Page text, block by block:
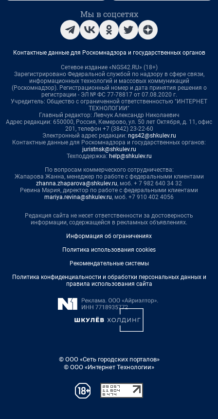
Мы в соцсетях
Контактные данные для Роскомнадзора и государственных органов
Сетевое издание «NGS42.RU» (18+)
Зарегистрировано Федеральной службой по надзору в сфере связи,
информационных технологий и массовых коммуникаций
(Роскомнадзор). Регистрационный номер и дата принятия решения о
регистрации - ЭЛ № ФС 77-78817 от 07.08.2020 г.
Учредитель: Общество с ограниченной ответственностью "ИНТЕРНЕТ
ТЕХНОЛОГИИ"
Главный редактор: Левчук Александр Николаевич
Адрес редакции: 650000, Россия, Кемерово, ул. 50 лет Октября, д. 11, офис
201, телефон +7 (3842) 23-22-60
Электронный адрес редакции: ngs42@shkulev.ru
Контактные данные для Роскомнадзора и государственных органов:
juristnsk@shkulev.ru
Техподдержка: help@shkulev.ru
По вопросам коммерческого сотрудничества:
Жапарова Жанна, менеджер по работе с федеральными клиентами
zhanna.zhaparova@shkulev.ru, моб. + 7 982 640 34 32
Ревина Мария, директор по работе с федеральными клиентами
mariya.revina@shkulev.ru, моб. +7 910 402 4056
Редакция сайта не несет ответственности за достоверность
информации, содержащейся в рекламных объявлениях.
Информация об ограничениях
Политика использования cookies
Рекомендательные системы
Политика конфиденциальности и обработки персональных данных и
правила использования сайта
© ООО «Сеть городских порталов»
© ООО «Интернет Технологии»